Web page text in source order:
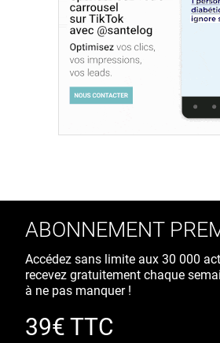
ABONNEMENT
Accédez sans limite aux 30 000
recevez gratuitement chaque
à ne pas manquer !
39€ TTC